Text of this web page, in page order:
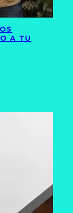
A TU